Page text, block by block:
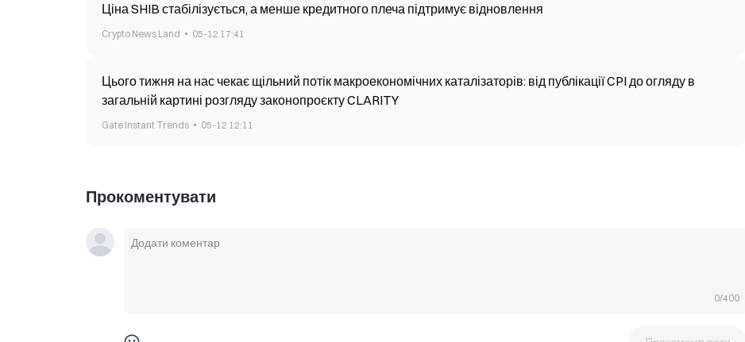
Ціна SHIB стабілізується, а менше кредитного плеча підтримує відновлення
Crypto News Land 05-12 17:41
Цього тижня на нас чекає щільний потік макроекономічних каталізаторів: від публікації CPI до огляду в
загальній картині розгляду законопроєкту CLARITY
Gate Instant Trends 05-12 12:11
Прокоментувати
0/400